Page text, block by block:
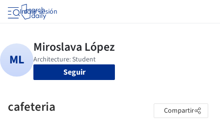
Iniciar sesión
Seguir
cafeteria Compartir